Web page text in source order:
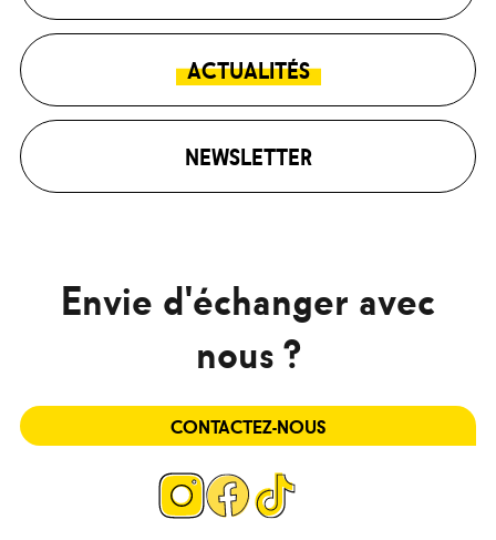
ACTUALITÉS
NEWSLETTER
Envie d'échanger avec
nous ?
CONTACTEZ-NOUS
Page
Instagram
Page
Facebook